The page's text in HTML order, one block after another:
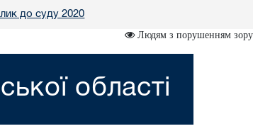
до суду 2020
Людям з порушенням зору
області